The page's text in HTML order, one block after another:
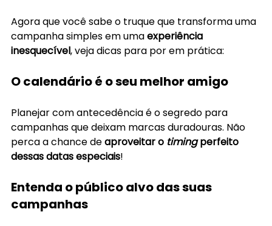
Agora que você sabe o truque que transforma uma
campanha simples em uma experiência
inesquecível, veja dicas para por em prática:
O calendário é o seu melhor amigo
Planejar com antecedência é o segredo para
campanhas que deixam marcas duradouras. Não
perca a chance de aproveitar o timing perfeito
dessas datas especiais!
Entenda o público alvo das suas
campanhas